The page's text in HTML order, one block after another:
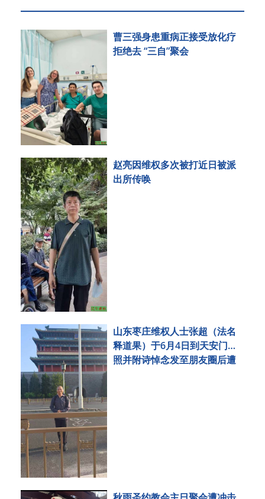
曹三强身患重病正接受放化疗
拒绝去 “三自”聚会
赵亮因维权多次被打近日被派
出所传唤
山东枣庄维权人士张超（法名
释道果）于6月4日到天安门拍
照并附诗悼念发至朋友圈后遭